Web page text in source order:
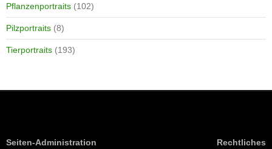
Pflanzenportraits (102)
Pilzportraits (8)
Tierportraits (193)
Seiten-Administration Rechtliches